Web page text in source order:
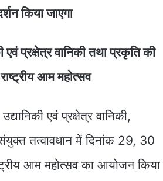
किया जाएगा
एवं प्रक्षेत्र वानिकी तथा प्रकृति की
आम महोत्सव
एवं प्रक्षेत्र वानिकी,
तत्वावधान में दिनांक 29, 30
आम महोत्सव का आयोजन किया